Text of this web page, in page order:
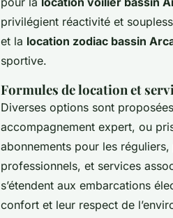
privilégient réactivité et
et la location zodiac bassin
sportive.
Formules de location et
Diverses options sont
accompagnement expert, ou
abonnements pour les
professionnels, et services
s’étendent aux embarcations
confort et leur respect de